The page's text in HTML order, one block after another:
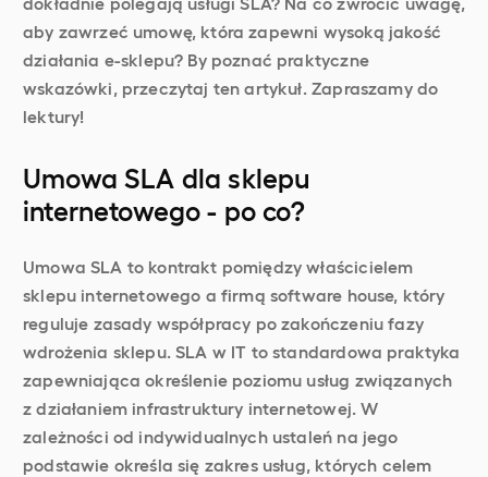
aby zawrzeć umowę, która zapewni wysoką jakość
działania e-sklepu? By poznać praktyczne
wskazówki, przeczytaj ten artykuł. Zapraszamy do
lektury!
Umowa SLA dla sklepu
internetowego - po co?
Umowa SLA to kontrakt pomiędzy właścicielem
sklepu internetowego a firmą software house, który
reguluje zasady współpracy po zakończeniu fazy
wdrożenia sklepu. SLA w IT to standardowa praktyka
zapewniająca określenie poziomu usług związanych
z działaniem infrastruktury internetowej. W
zależności od indywidualnych ustaleń na jego
podstawie określa się zakres usług, których celem